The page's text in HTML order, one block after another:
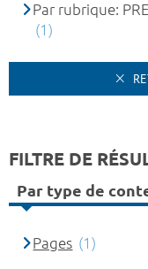
Par rubrique:
(1)
FILTRE DE
Par type de
Pages (1)